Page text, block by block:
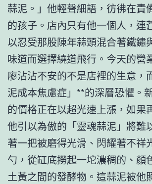
蒜泥。」他輕聲細語，彷彿在責
的孩子。店內只有他一個人，連
以忍受那股陳年蒜頭混合著鐵鏽
味道而選擇繞道飛行。今天的營
廖沾沾不安的不是店裡的生意，
泥成本焦慮症」**的深層恐懼。
的價格正在以超光速上漲，如果
他引以為傲的「靈魂蒜泥」將難
著一把被磨得光滑、閃耀著不祥
勺，從缸底撈起一坨濃稠的、顏
土黃之間的發酵物。這蒜泥被他